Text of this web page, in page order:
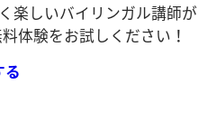
楽しいバイリンガル講師が
体験をお試しください！